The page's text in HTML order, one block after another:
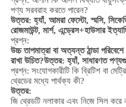
পণ্য সরবরাহ করতে পারেন?
উত্তর: হ্যাঁ, আমরা ফেস্টো, স্মসি,
রোজমাউন্ট, মার্শ, এন্ড্রেস+হাউসার
প্রশ্ন:
উচ্চ তাপমাত্রা বা অত্যন্ত ঠান্ডা
রাখা উচিত?উত্তর: হ্যাঁ, সাধারণত
প্রশ্ন: সংযোগকারীটি কি ব্রিটিশ বা
থ্রেডের মধ্যে পার্থক্য কী?
উত্তর:
জি থ্রেডটি নলাকার এবং নিজে সিল